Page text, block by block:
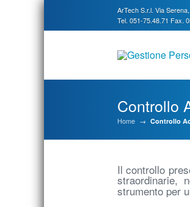
ArTech S.r.l. Via
Tel. 051-75.48.71 Fax.
Controllo
Home → Controllo
Il controllo
straordinarie,
strumento per